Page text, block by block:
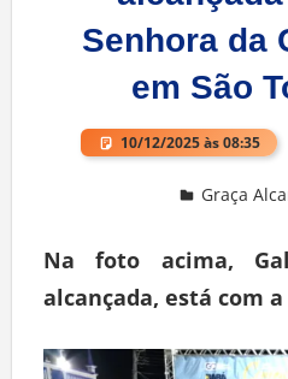
Senhora da
em São
10/12/2025 às 08:35
Graça
Na foto acima,
alcançada, está com